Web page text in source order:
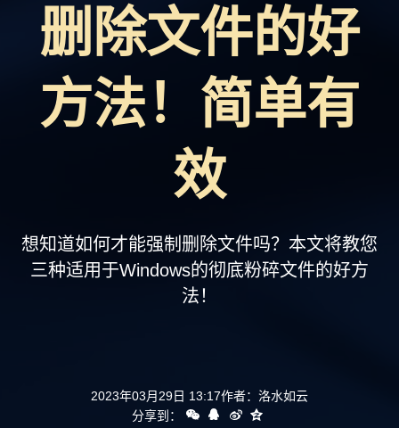
数据备份
支持
删除文件的好
方法！简单有
效
想知道如何才能强制删除文件吗？本文将教您
三种适用于Windows的彻底粉碎文件的好方
法！
2023年03月29日 13:17作者： 洛水如云
分享到：